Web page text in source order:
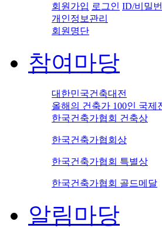
회원가입 로그인 ID/비밀
개인정보관리
회원명단
참여마당
대한민국건축대전
올해의 건축가 100인 국제
한국건축가협회 건축상
한국건축가협회상
한국건축가협회 특별상
한국건축가협회 골드메달
알림마당